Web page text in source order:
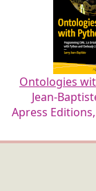
Ontologies
Jean-
Apress